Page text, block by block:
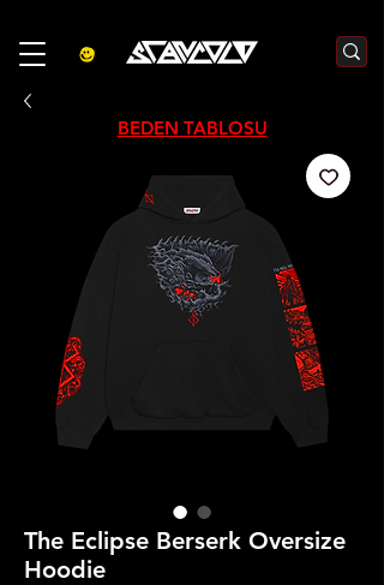
The Eclipse Berserk Oversize
Hoodie
BEDEN TABLOSU